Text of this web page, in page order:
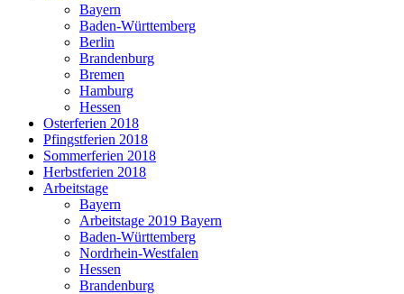
Bayern
Baden-Württemberg
Berlin
Brandenburg
Bremen
Hamburg
Hessen
Osterferien 2018
Pfingstferien 2018
Sommerferien 2018
Herbstferien 2018
Arbeitstage
Bayern
Arbeitstage 2019 Bayern
Baden-Württemberg
Nordrhein-Westfalen
Hessen
Brandenburg